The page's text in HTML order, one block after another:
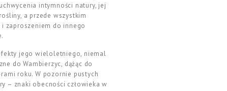
intymności natury, jej
a przede wszystkim
zaproszeniem do innego
jego wieloletniego, niemal
do Wambierzyc, dążąc do
roku. W pozornie pustych
– znaki obecności człowieka w